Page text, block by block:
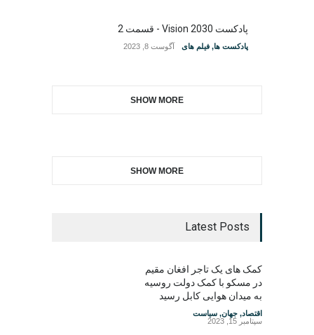
پادکست Vision 2030 - قسمت 2
پادکست ها, فیلم های آگوست 8, 2023
SHOW MORE
SHOW MORE
Latest Posts
کمک های یک تاجر افغان مقیم
در مسکو با کمک دولت روسیه
به میدان هوایی کابل رسید
اقتصاد, جهان, سیاست
سپتامبر 15, 2023